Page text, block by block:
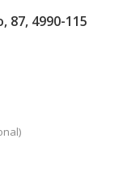
87, 4990-115